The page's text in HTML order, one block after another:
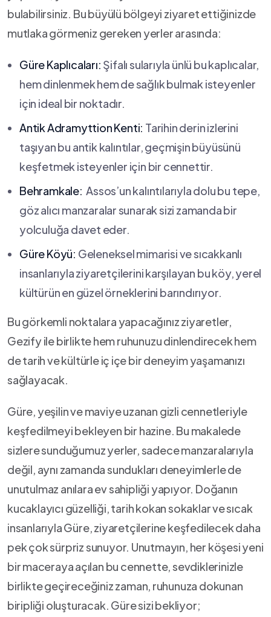
bulabilirsiniz.‍ Bu büyülü ⁤bölgeyi ziyaret‌ ettiğinizde
mutlaka görmeniz‌ gereken ⁢yerler arasında:
Güre Kaplıcaları: Şifalı sularıyla ünlü bu kaplıcalar,
hem ‍dinlenmek‍ hem de ⁢sağlık bulmak isteyenler‍
için ideal⁢ bir ⁤noktadır.
Antik‍ Adramyttion Kenti: Tarihin derin izlerini‌
taşıyan bu antik ‌kalıntılar, geçmişin büyüsünü⁤
keşfetmek ⁣isteyenler için bir cennettir.
Behramkale: ⁣ Assos’un kalıntılarıyla dolu bu tepe,
göz alıcı ‌manzaralar⁤ sunarak sizi zamanda ‌bir
yolculuğa‍ davet ⁢eder.
Güre Köyü: Geleneksel⁤ mimarisi ve sıcakkanlı​
insanlarıyla ziyaretçilerini ⁤karşılayan bu köy, yerel
kültürün en güzel örneklerini barındırıyor.
Bu görkemli noktalara yapacağınız ziyaretler,⁤
Gezify ile birlikte⁣ hem ruhunuzu dinlendirecek hem
⁣de‍ tarih ve kültürle iç⁣ içe bir deneyim yaşamanızı⁤
sağlayacak.
Güre, yeşilin ve ‍maviye uzanan ‌gizli cennetleriyle
keşfedilmeyi bekleyen bir hazine. Bu​ makalede⁤
sizlere sunduğumuz yerler, sadece manzaralarıyla
değil, aynı zamanda sundukları deneyimlerle de
unutulmaz​ anılara ev sahipliği yapıyor. Doğanın
kucaklayıcı güzelliği, tarih kokan sokaklar ve ⁤sıcak
insanlarıyla ‍Güre, ziyaretçilerine ‍keşfedilecek daha⁤
pek çok sürpriz sunuyor. ⁤Unutmayın, her‌ köşesi​ yeni
bir ⁣maceraya ⁢açılan bu cennette, ‌sevdiklerinizle
birlikte geçireceğiniz zaman,⁣ ruhunuza dokunan
⁣biripliği oluşturacak. Güre sizi bekliyor;